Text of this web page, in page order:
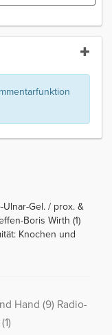
Ulnar-Gel. / prox. &
Boris Wirth (1)
Knochen und
Hand (9) Radio-